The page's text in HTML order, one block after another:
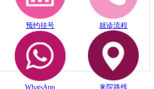
预约挂号 就诊流程
WhatsApp 来院路线